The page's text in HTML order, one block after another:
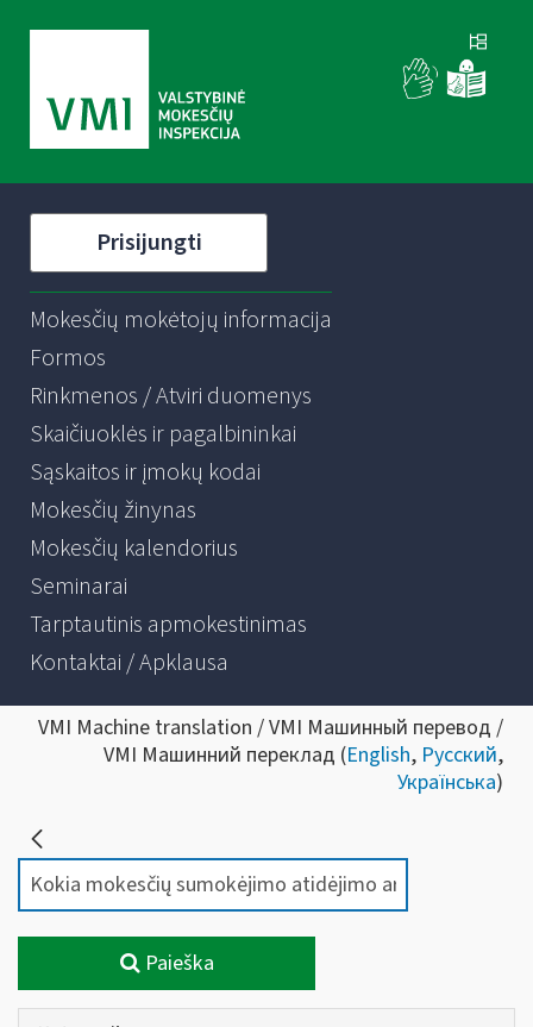
Prisijungti
Mokesčių mokėtojų informacija
Formos
Rinkmenos / Atviri duomenys
Skaičiuoklės ir pagalbininkai
Sąskaitos ir įmokų kodai
Mokesčių žinynas
Mokesčių kalendorius
Seminarai
Tarptautinis apmokestinimas
Kontaktai / Apklausa
VMI Machine translation / VMI Машинный перевод /
VMI Машинний переклад (English, Русский,
Українська)
Paieška